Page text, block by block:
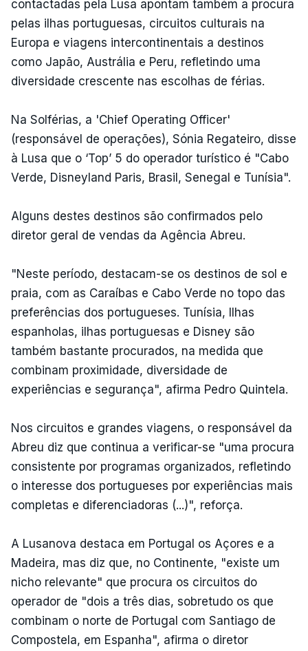
contactadas pela Lusa apontam também a procura
pelas ilhas portuguesas, circuitos culturais na
Europa e viagens intercontinentais a destinos
como Japão, Austrália e Peru, refletindo uma
diversidade crescente nas escolhas de férias.
Na Solférias, a 'Chief Operating Officer'
(responsável de operações), Sónia Regateiro, disse
à Lusa que o ‘Top’ 5 do operador turístico é "Cabo
Verde, Disneyland Paris, Brasil, Senegal e Tunísia".
Alguns destes destinos são confirmados pelo
diretor geral de vendas da Agência Abreu.
"Neste período, destacam-se os destinos de sol e
praia, com as Caraíbas e Cabo Verde no topo das
preferências dos portugueses. Tunísia, Ilhas
espanholas, ilhas portuguesas e Disney são
também bastante procurados, na medida que
combinam proximidade, diversidade de
experiências e segurança", afirma Pedro Quintela.
Nos circuitos e grandes viagens, o responsável da
Abreu diz que continua a verificar-se "uma procura
consistente por programas organizados, refletindo
o interesse dos portugueses por experiências mais
completas e diferenciadoras (...)", reforça.
A Lusanova destaca em Portugal os Açores e a
Madeira, mas diz que, no Continente, "existe um
nicho relevante" que procura os circuitos do
operador de "dois a três dias, sobretudo os que
combinam o norte de Portugal com Santiago de
Compostela, em Espanha", afirma o diretor